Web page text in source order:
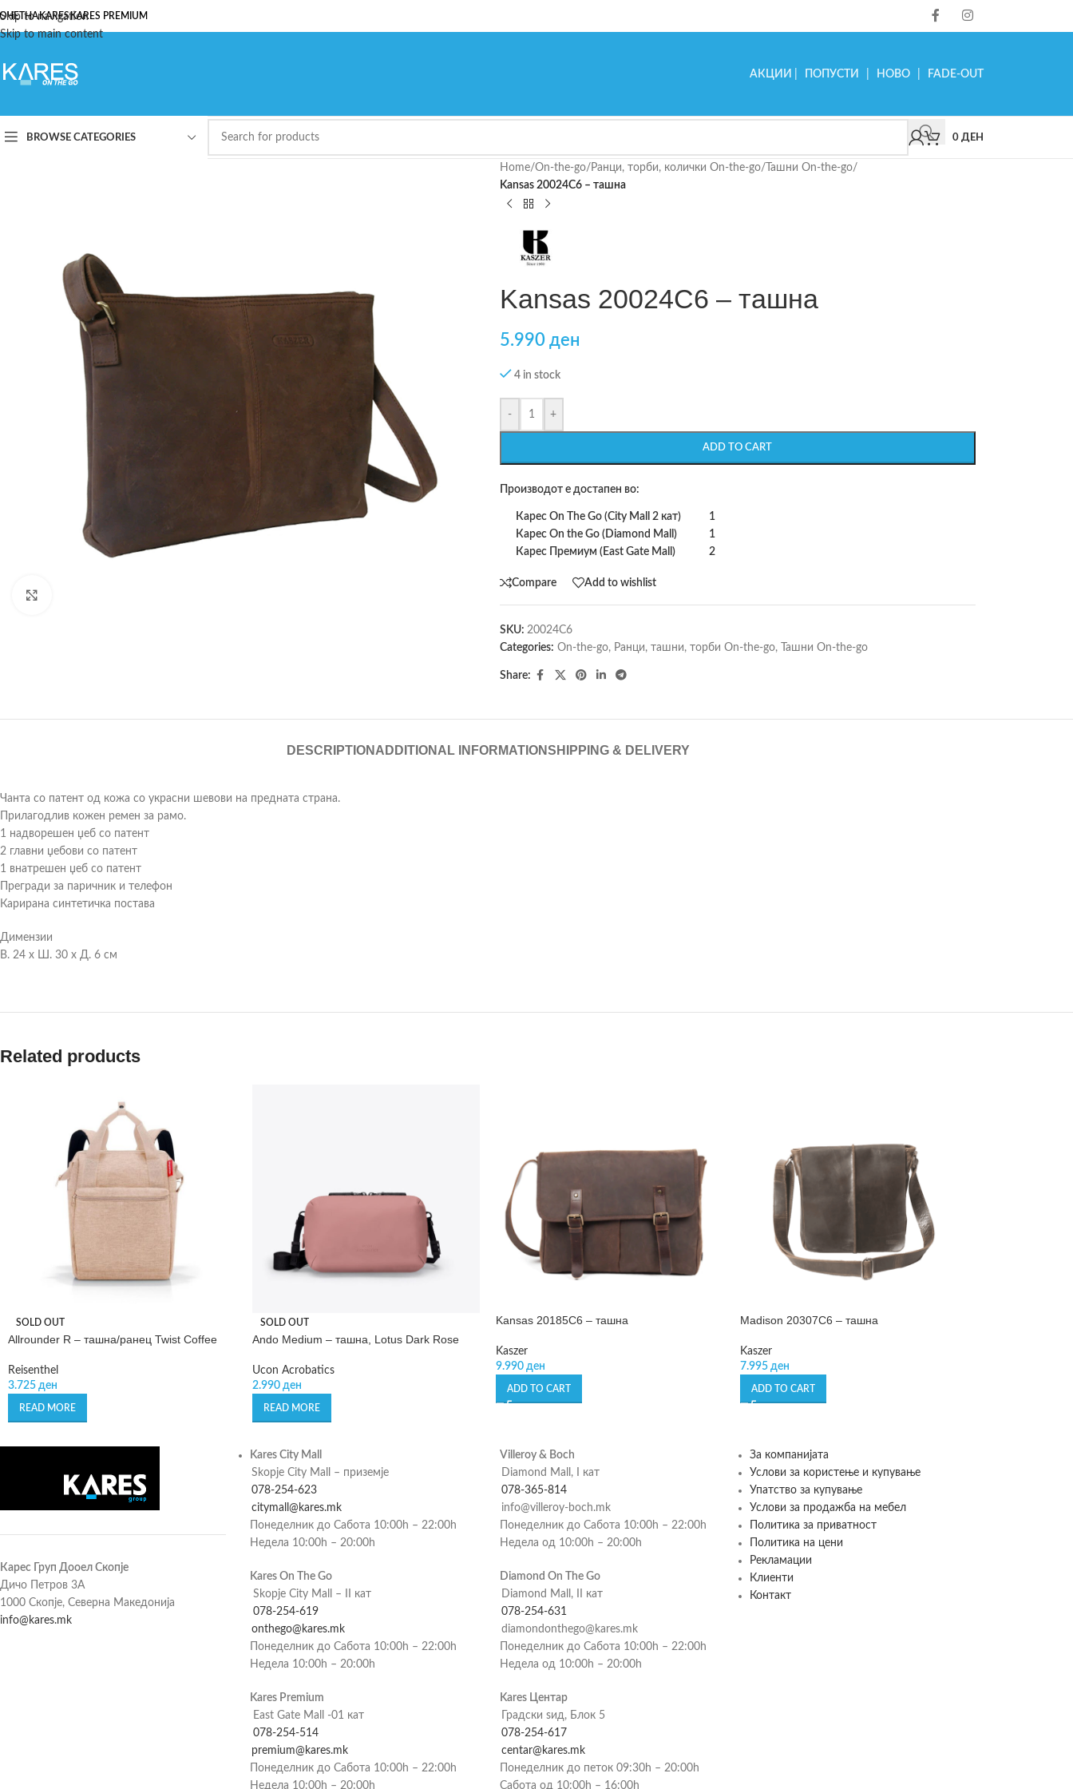
Skip to navigation
Skip to main content
KARESKARES PREMIUM
АКЦИИ ПОПУСТИ НОВО FADE-OUT
BROWSE CATEGORIES 0 ДЕН
Home/On-the-go/ Ранци, торби, колички On-the-go/ Ташни On-the-go/
Kansas 20024C6 – ташна
Kansas 20024C6 – ташна
5.990 ден
4 in stock
- +
ADD TO CART
Производот е достапен во:
Карес On The Go (City Mall 2 кат)
1
Карес On the Go (Diamond Mall)
1
Карес Премиум (East Gate Mall)
2
Compare Add to wishlist
SKU: 20024C6
Categories: On-the-go, Ранци, ташни, торби On-the-go, Ташни On-the-go
Share:
DESCRIPTION ADDITIONAL INFORMATIONSHIPPING & DELIVERY
Чанта со патент од кожа со украсни шевови на предната страна.
Прилагодлив кожен ремен за рамо.
1 надворешен џеб со патент
2 главни џебови со патент
1 внатрешен џеб со патент
Прегради за паричник и телефон
Карирана синтетичка постава
Димензии
В. 24 x Ш. 30 x Д. 6 см
Related products
SOLD OUT
Allrounder R – ташна/ранец Twist Coffee
Reisenthel
3.725 ден
READ MORE
SOLD OUT
Ando Medium – ташна, Lotus Dark Rose
Ucon Acrobatics
2.990 ден
READ MORE
Kansas 20185C6 – ташна
Kaszer
9.990 ден
ADD TO CART
Madison 20307C6 – ташна
Kaszer
7.995 ден
ADD TO CART
Карес Груп Дооел Скопје
Дичо Петров 3А
1000 Скопје, Северна Македонија
info@kares.mk
Kares City Mall
Skopje City Mall – приземје
078-254-623
citymall@kares.mk
Понеделник до Сабота 10:00h – 22:00h
Недела 10:00h – 20:00h
Kares On The Go
Skopje City Mall – II кат
078-254-619
onthego@kares.mk
Понеделник до Сабота 10:00h – 22:00h
Недела 10:00h – 20:00h
Kares Premium
East Gate Mall -01 кат
078-254-514
premium@kares.mk
Понеделник до Сабота 10:00h – 22:00h
Недела 10:00h – 20:00h
Villeroy & Boch
Diamond Mall, I кат
078-365-814
info@villeroy-boch.mk
Понеделник до Сабота 10:00h – 22:00h
Недела од 10:00h – 20:00h
Diamond On The Go
Diamond Mall, II кат
078-254-631
diamondonthego@kares.mk
Понеделник до Сабота 10:00h – 22:00h
Недела од 10:00h – 20:00h
Kares Центар
Градски ѕид, Блок 5
078-254-617
centar@kares.mk
Понеделник до петок 09:30h – 20:00h
Сабота од 10:00h – 16:00h
За компанијата
Услови за користење и купување
Упатство за купување
Услови за продажба на мебел
Политика за приватност
Политика на цени
Рекламации
Клиенти
Контакт